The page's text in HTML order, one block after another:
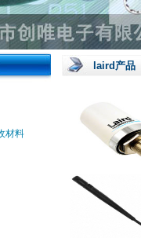
材料
laird产品